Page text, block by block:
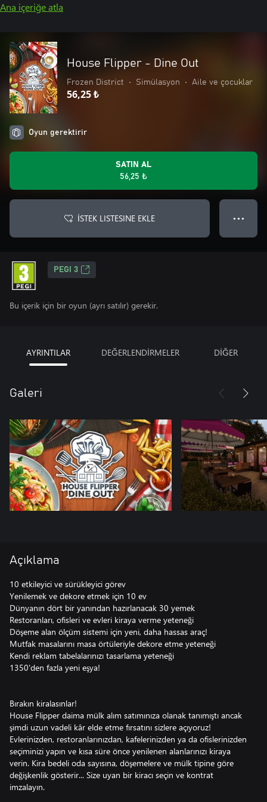
Ana içeriğe atla
House Flipper - Dine Out
Frozen District • Simülasyon • Aile ve çocuklar
56,25 ₺
Oyun gerektirir
SATIN AL
56,25 ₺
İSTEK LISTESINE EKLE ● ● ●
PEGI 3
Bu içerik için bir oyun (ayrı satılır) gerekir.
AYRINTILAR DEĞERLENDİRMELER DİĞER
Galeri
Açıklama
10 etkileyici ve sürükleyici görev
Yenilemek ve dekore etmek için 10 ev
Dünyanın dört bir yanından hazırlanacak 30 yemek
Restoranları, ofisleri ve evleri kiraya verme yeteneği
Döşeme alan ölçüm sistemi için yeni, daha hassas araç!
Mutfak masalarını masa örtüleriyle dekore etme yeteneği
Kendi reklam tabelalarınızı tasarlama yeteneği
1350'den fazla yeni eşya!
Bırakın kiralasınlar!
House Flipper daima mülk alım satımınıza olanak tanımıştı ancak
şimdi uzun vadeli kâr elde etme fırsatını sizlere açıyoruz!
Evlerinizden, restoranlarınızdan, kafelerinizden ya da ofislerinizden
seçiminizi yapın ve kısa süre önce yenilenen alanlarınızı kiraya
verin. Kira bedeli oda sayısına, döşemelere ve mülk tipine göre
değişkenlik gösterir... Size uyan bir kiracı seçin ve kontrat
imzalayın.